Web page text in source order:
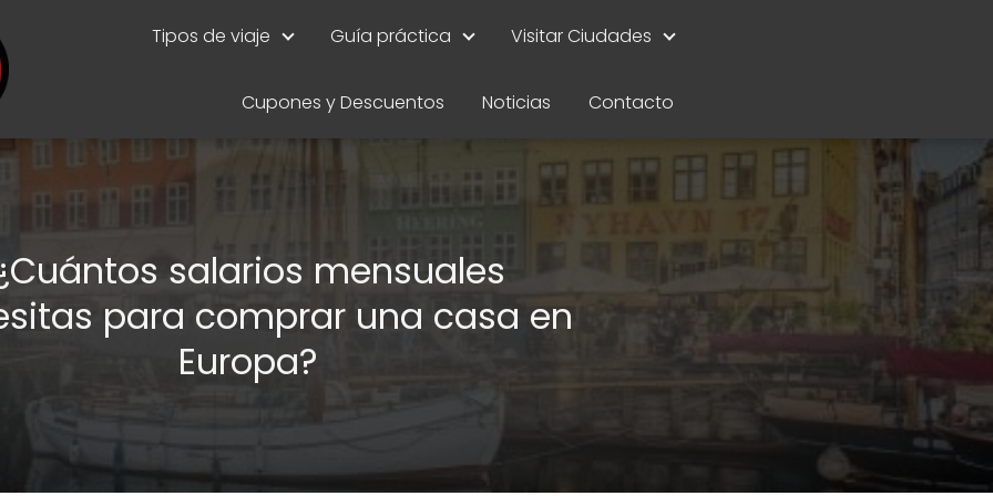
Tipos de viaje Guía práctica Visitar Ciudades
Cupones y Descuentos Noticias Contacto
salarios mensuales
para comprar una casa en
Europa?